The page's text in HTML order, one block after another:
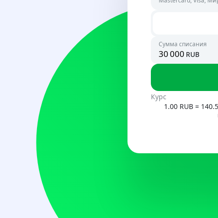
RUB
Сумма списания
rub
Курс
1.00 RUB =